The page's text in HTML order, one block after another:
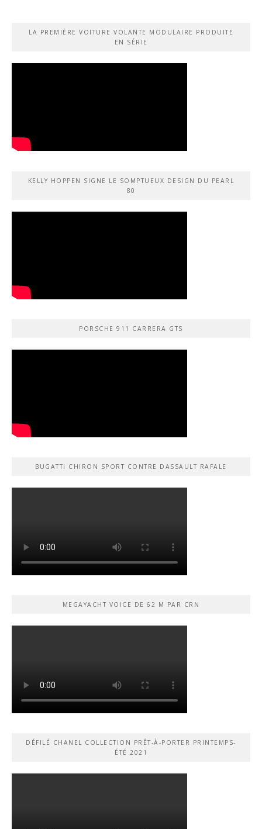
LA PREMIÈRE VOITURE VOLANTE MODULAIRE PRODUITE
EN SÉRIE
KELLY HOPPEN SIGNE LE SOMPTUEUX DESIGN DU PEARL
80
PORSCHE 911 CARRERA GTS
BUGATTI CHIRON SPORT CONTRE DASSAULT RAFALE
MEGAYACHT VOICE DE 62 M PAR CRN
DÉFILÉ CHANEL COLLECTION PRÊT-À-PORTER PRINTEMPS-
ÉTÉ 2021